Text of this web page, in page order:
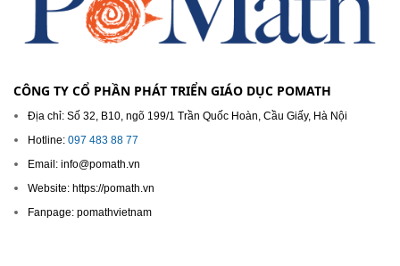
CÔNG TY CỔ PHẦN PHÁT TRIỂN GIÁO DỤC POMATH
Địa chỉ: Số 32, B10, ngõ 199/1 Trần Quốc Hoàn, Cầu Giấy, Hà Nội
Hotline: 097 483 88 77
Email: info@pomath.vn
Website: https://pomath.vn
Fanpage: pomathvietnam